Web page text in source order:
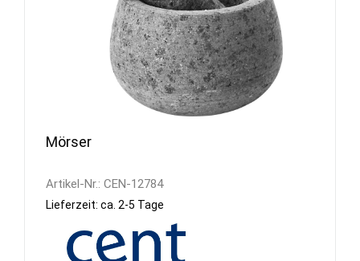
Mörser
Artikel-Nr.: CEN-12784
Lieferzeit: ca. 2-5 Tage